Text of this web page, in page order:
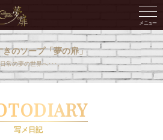
きのソープ「夢の扉」
常の夢の世界へ･･･。
写メ日記